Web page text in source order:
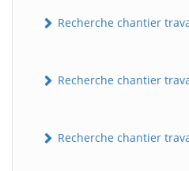
Recherche chantier
Recherche chantier
Recherche chantier